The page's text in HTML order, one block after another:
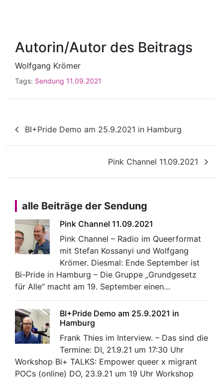
Autorin/Autor des Beitrags
Wolfgang Krömer
Tags: Sendung 11.09.2021
Beitragsnavigation
BI+Pride Demo am 25.9.2021 in Hamburg
Pink Channel 11.09.2021
alle Beiträge der Sendung
Pink Channel 11.09.2021
Pink Channel – Radio im Queerformat
mit Stefan Kossanyi und Wolfgang
Krömer. Diesmal: Ende September ist
Bi-Pride in Hamburg – Die Gruppe „Grundgesetz
für Alle“ macht am 19. September einen…
BI+Pride Demo am 25.9.2021 in
Hamburg
Frank Thies im Interview. – Das sind die
Termine: DI, 21.9.21 um 17:30 Uhr
Workshop Bi+ TALKS: Empower queer x migrant
POCs (online) DO, 23.9.21 um 19 Uhr Workshop